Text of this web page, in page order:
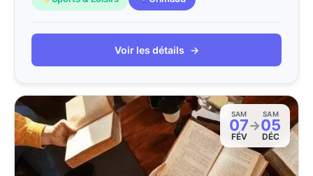
Voir les détails →
SAM
07
FÉV
→
SAM
05
DÉC